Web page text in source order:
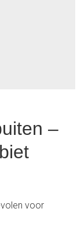
–
voor